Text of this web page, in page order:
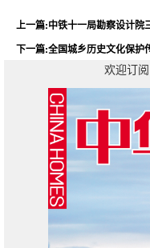
上一篇:中铁十一局勘察设计院
下一篇:全国城乡历史文化保护
欢迎订阅